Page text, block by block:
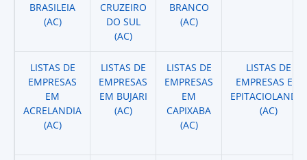
BRASILEIA
(AC)
CRUZEIRO
DO SUL
(AC)
BRANCO
(AC)
LISTAS DE
EMPRESAS
EM
ACRELANDIA
(AC)
LISTAS DE
EMPRESAS
EM BUJARI
(AC)
LISTAS DE
EMPRESAS
EM
CAPIXABA
(AC)
LISTAS DE
EMPRESAS EM
EPITACIOLANDIA
(AC)